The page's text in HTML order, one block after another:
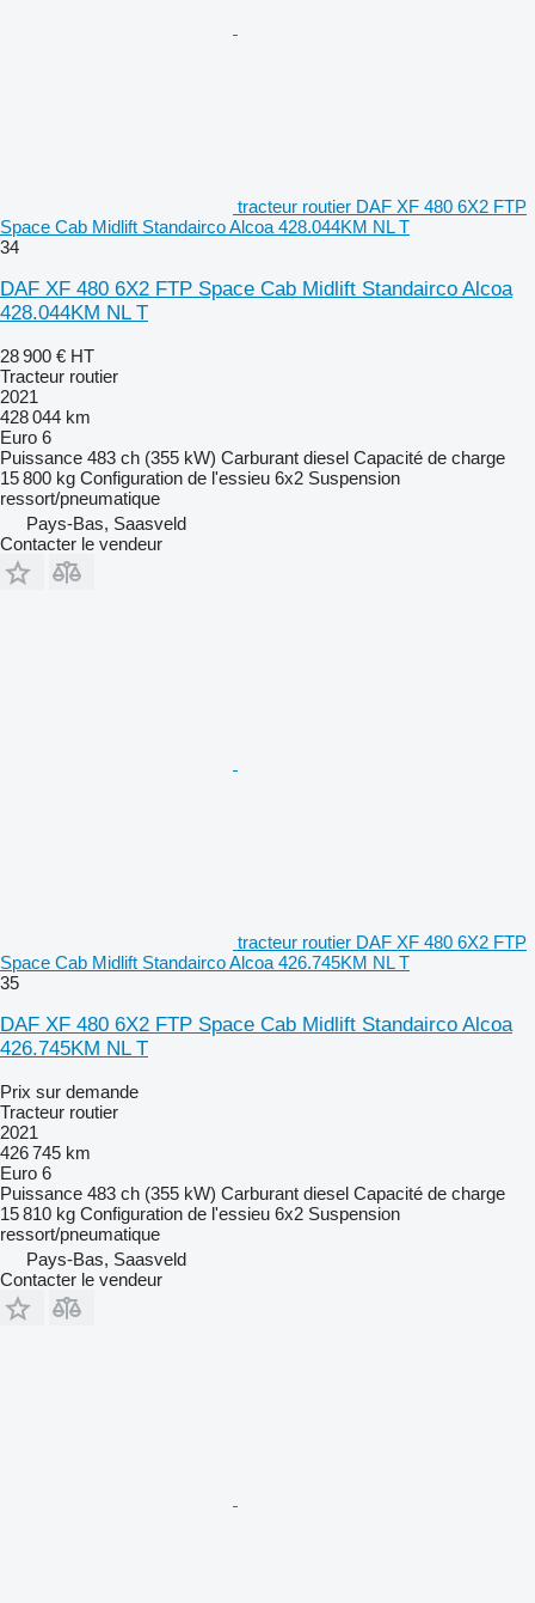
tracteur routier DAF XF 480 6X2 FTP
Space Cab Midlift Standairco Alcoa 428.044KM NL T
34
DAF XF 480 6X2 FTP Space Cab Midlift Standairco Alcoa
428.044KM NL T
28 900 € HT
Tracteur routier
2021
428 044 km
Euro 6
Puissance 483 ch (355 kW) Carburant diesel Capacité de charge
15 800 kg Configuration de l'essieu 6x2 Suspension
ressort/pneumatique
Pays-Bas, Saasveld
Contacter le vendeur
tracteur routier DAF XF 480 6X2 FTP
Space Cab Midlift Standairco Alcoa 426.745KM NL T
35
DAF XF 480 6X2 FTP Space Cab Midlift Standairco Alcoa
426.745KM NL T
Prix sur demande
Tracteur routier
2021
426 745 km
Euro 6
Puissance 483 ch (355 kW) Carburant diesel Capacité de charge
15 810 kg Configuration de l'essieu 6x2 Suspension
ressort/pneumatique
Pays-Bas, Saasveld
Contacter le vendeur